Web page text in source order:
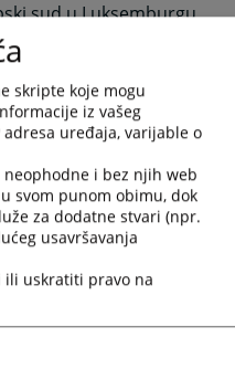
sud u Luksemburgu
Sud
sud za Ruandu
pravde
edukaciju sudija i
Republike
skripte koje mogu
iz vašeg
uređaja, varijable o
i bez njih web
svom punom obimu, dok
za dodatne stvari (npr.
usavršavanja
ili uskratiti pravo na